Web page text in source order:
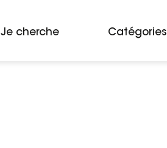
Je cherche Catégories